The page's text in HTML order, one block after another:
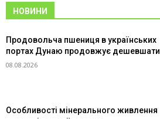
НОВИНИ
Продовольча пшениця в українських
портах Дунаю продовжує дешевшати
08.08.2026
Особливості мінерального живлення